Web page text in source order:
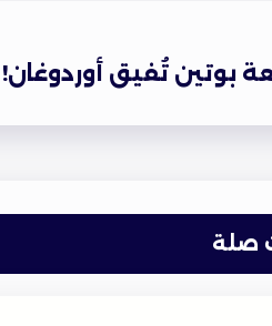
بوتين تُفيق أوردوغان!
صلة